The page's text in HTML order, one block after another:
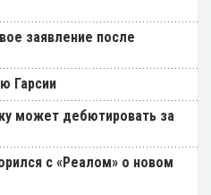
заявление после
Гарсии
может дебютировать за
с «Реалом» о новом